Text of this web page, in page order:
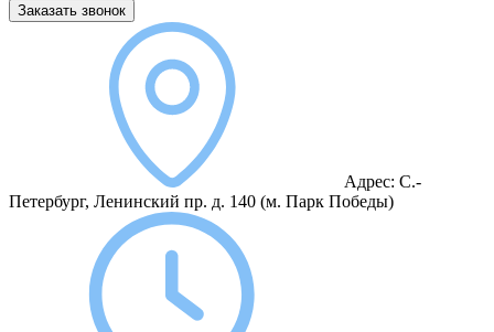
Заказать звонок
Адрес: С.-
Петербург, Ленинский пр. д. 140 (м. Парк Победы)